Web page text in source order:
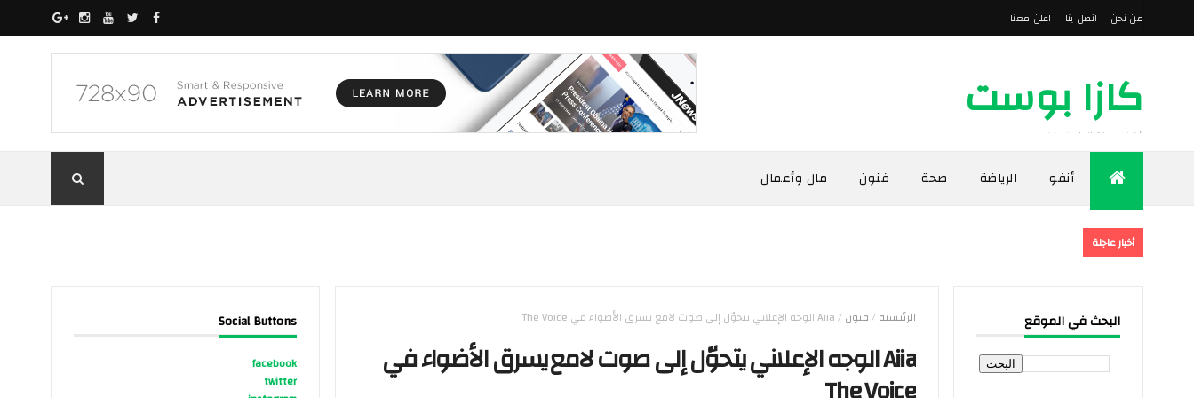
من نحن اتصل بنا اعلن معنا
كازا بوست
أخبار مدينة الدار البيضاء
أنفو الرياضة صحة فنون مال وأعمال
أخبار عاجلة
البحث في الموقع الرئيسية/فنون/Aiia الوجه الإعلاني يتحوّل إلى صوت لامع يسرق الأضواء في The Voice
Aiia الوجه الإعلاني يتحوّل إلى صوت لامع يسرق الأضواء في
Social Buttons
facebook
twitter